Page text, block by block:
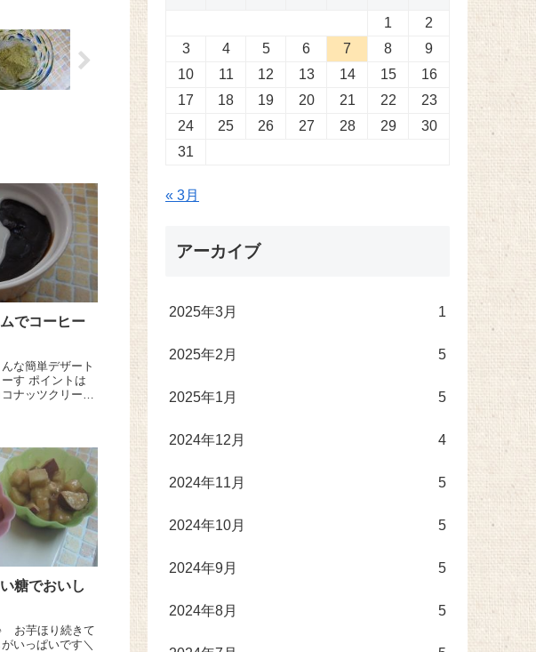
でコーヒー
な簡単デザート
す ポイントは
ナッツクリーム
糖でおいし
お芋ほり続きて
いっぱいです＼
1
2
3
4 5 6 7 8
9
10
11 12 13 14 15
16
17
18 19 20 21 22
23
24
25 26 27 28 29
30
31
« 3月
アーカイブ
2025年3月 1
2025年2月 5
2025年1月 5
2024年12月 4
2024年11月 5
2024年10月 5
2024年9月 5
2024年8月 5